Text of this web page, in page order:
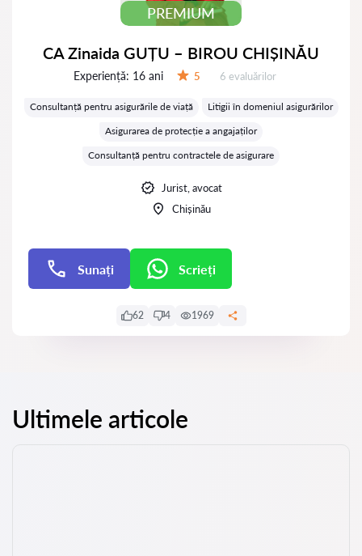
PREMIUM
CA Zinaida GUȚU – BIROU CHIȘINĂU
Experiență: 16 ani 5 Evaluărilor:
6 evaluărilor
Consultanță pentru asigurările de viață
Litigii în domeniul asigurărilor
Asigurarea de protecție a angajaților
Consultanță pentru contractele de asigurare
Jurist, avocat
Chișinău
Sunați Scrieți
62 4 1969
Ultimele articole